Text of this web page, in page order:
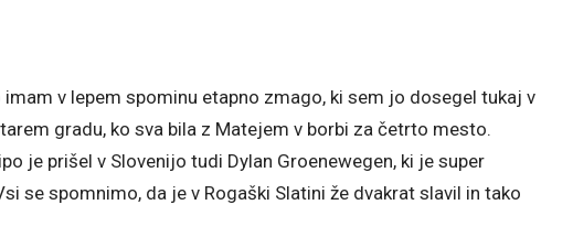
imam v lepem spominu etapno zmago, ki sem jo dosegel tukaj v
gradu, ko sva bila z Matejem v borbi za četrto mesto.
je prišel v Slovenijo tudi Dylan Groenewegen, ki je super
se spomnimo, da je v Rogaški Slatini že dvakrat slavil in tako